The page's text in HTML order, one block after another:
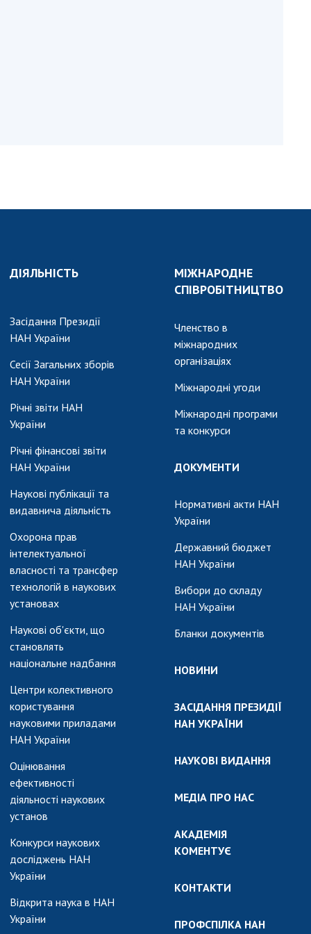
УКРАЇНИ
МЕДІА ПРО НАС
КОМЕНТУЄ
КОНТАКТИ
ПРОФСПІЛКА НАН
КАБІНЕТ
ДІЯЛЬНІСТЬ
Засідання Президії
НАН України
Сесії Загальних зборів
НАН України
Річні звіти НАН
України
Річні фінансові звіти
НАН України
Наукові публікації та
видавнича діяльність
Охорона прав
інтелектуальної
власності та трансфер
технологій в наукових
установах
Наукові об'єкти, що
становлять
національне надбання
Центри колективного
користування
науковими приладами
НАН України
Оцінювання
ефективності
діяльності наукових
установ
Конкурси наукових
досліджень НАН
України
Відкрита наука в НАН
України
МІЖНАРОДНЕ
СПІВРОБІТНИЦТВО
Членство в
міжнародних
організаціях
Міжнародні угоди
Міжнародні програми
та конкурси
ДОКУМЕНТИ
Нормативні акти НАН
України
Державний бюджет
НАН України
Вибори до складу
НАН України
Бланки документів
НОВИНИ
ЗАСІДАННЯ ПРЕЗИДІЇ
НАН УКРАЇНИ
НАУКОВІ ВИДАННЯ
МЕДІА ПРО НАС
АКАДЕМІЯ
КОМЕНТУЄ
КОНТАКТИ
ПРОФСПІЛКА НАН